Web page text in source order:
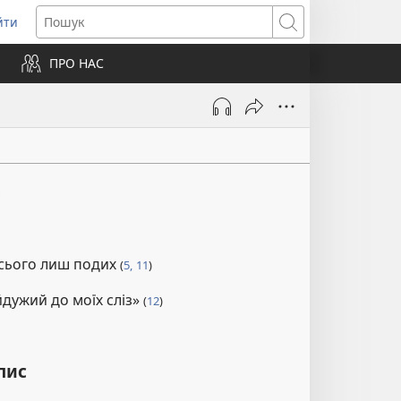
Пошук
ПРО НАС
лиш подих (5, 11)
до моїх сліз» (12)